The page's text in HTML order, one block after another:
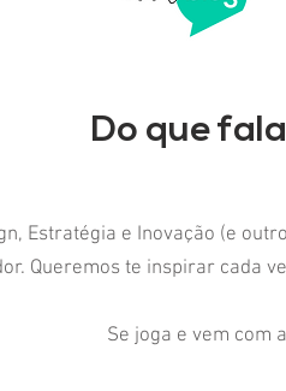
Do que
Estratégia e Inovação (e
Queremos te inspirar cada
Se joga e vem com